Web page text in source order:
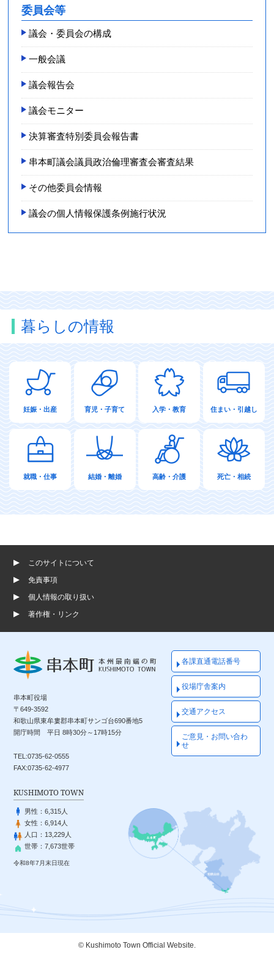
委員会等
議会・委員会の構成
一般会議
議会報告会
議会モニター
決算審査特別委員会報告書
串本町議会議員政治倫理審査会審査結果
その他委員会情報
議会の個人情報保護条例施行状況
暮らしの情報
妊娠・出産 育児・子育て 入学・教育 住まい・引越し
就職・仕事 結婚・離婚 高齢・介護 死亡・相続
このサイトについて
免責事項
個人情報の取り扱い
著作権・リンク
串本町役場
〒649-3592
和歌山県東牟婁郡串本町サンゴ台690番地5
開庁時間 平日 8時30分～17時15分
TEL:0735-62-0555
FAX:0735-62-4977
各課直通電話番号
役場庁舎案内
交通アクセス
ご意見・お問い合わ
せ
KUSHIMOTO TOWN
男性：6,315人
女性：6,914人
人口： 13,229人
世帯：7,673世帯
令和8年7月末日現在
© Kushimoto Town Official Website.